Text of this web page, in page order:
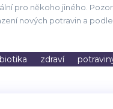
pro někoho jiného.
nových potravin a
zdraví